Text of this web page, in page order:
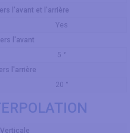
l'avant et l'arrière
Yes
l'avant
5 °
l'arrière
20 °